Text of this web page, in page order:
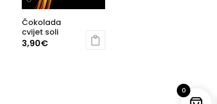
Čokolada
cvijet soli
3,90€
0